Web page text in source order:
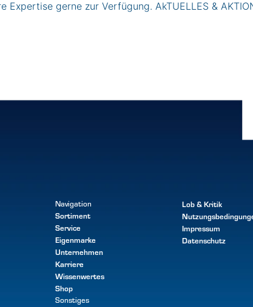
Expertise gerne zur Verfügung. AkTUELLES &
Navigation
Sortiment
Service
Eigenmarke
Unternehmen
Karriere
Wissenwertes
Shop
Sonstiges
Lob & Kritik
Impressum
Datenschutz